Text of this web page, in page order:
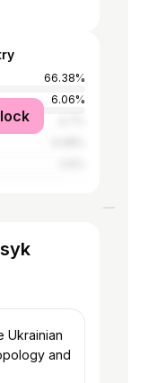
66.38%
6.06%
Ukrainian
and